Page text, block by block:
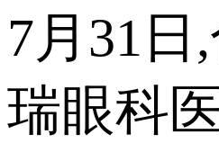
7月31日
瑞眼科